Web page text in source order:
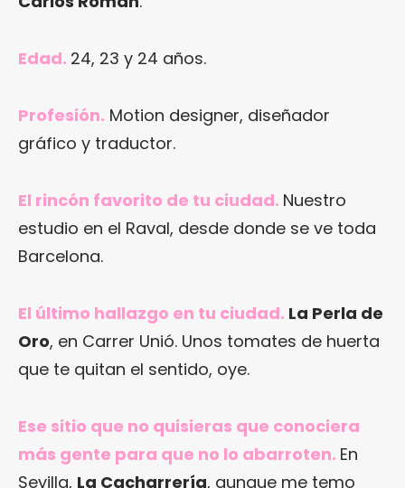
Edad. 24, 23 y 24 años.
Profesión. Motion designer, diseñador
gráfico y traductor.
El rincón favorito de tu ciudad. Nuestro
estudio en el Raval, desde donde se ve toda
Barcelona.
El último hallazgo en tu ciudad. La Perla de
Oro, en Carrer Unió. Unos tomates de huerta
que te quitan el sentido, oye.
Ese sitio que no quisieras que conociera
más gente para que no lo abarroten. En
Sevilla, La Cacharrería, aunque me temo